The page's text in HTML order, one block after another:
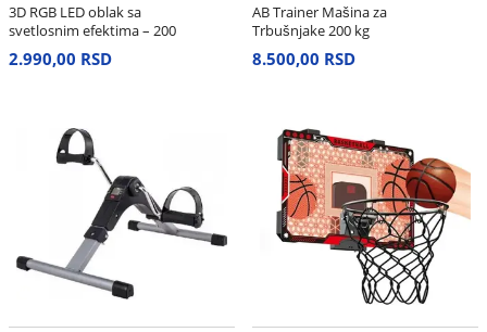
3D RGB LED oblak sa
svetlosnim efektima – 200
cm
2.990,00 RSD
AB Trainer Mašina za
Trbušnjake 200 kg
8.500,00 RSD